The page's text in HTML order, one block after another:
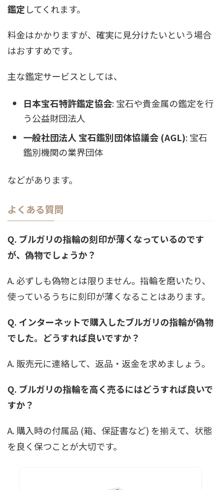
鑑定してくれます。
料金はかかりますが、確実に見分けたいという場合
はおすすめです。
主な鑑定サービスとしては、
日本宝石特許鑑定協会: 宝石や貴金属の鑑定を行
う公益財団法人
一般社団法人 宝石鑑別団体協議会 (AGL): 宝石
鑑別機関の業界団体
などがあります。
よくある質問
Q. ブルガリの指輪の刻印が薄くなっているのです
が、偽物でしょうか？
A. 必ずしも偽物とは限りません。指輪を磨いたり、
使っているうちに刻印が薄くなることはあります。
Q. インターネットで購入したブルガリの指輪が偽物
でした。どうすれば良いですか？
A. 販売元に連絡して、返品・返金を求めましょう。
Q. ブルガリの指輪を高く売るにはどうすれば良いで
すか？
A. 購入時の付属品 (箱、保証書など) を揃えて、状態
を良く保つことが大切です。